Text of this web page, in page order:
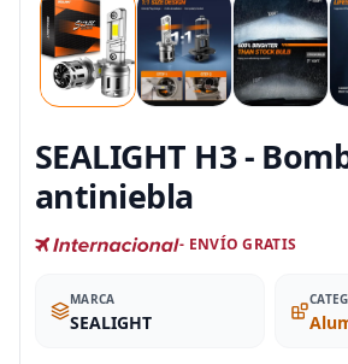
SEALIGHT H3 -
antiniebla
- ENVÍO GRATIS
MARCA
SEALIGHT